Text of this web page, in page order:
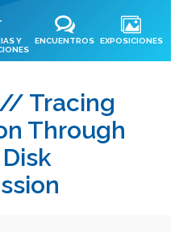
os
os
os
Y
ENCUENTROS EXPOSICIONES
// Tracing
Through